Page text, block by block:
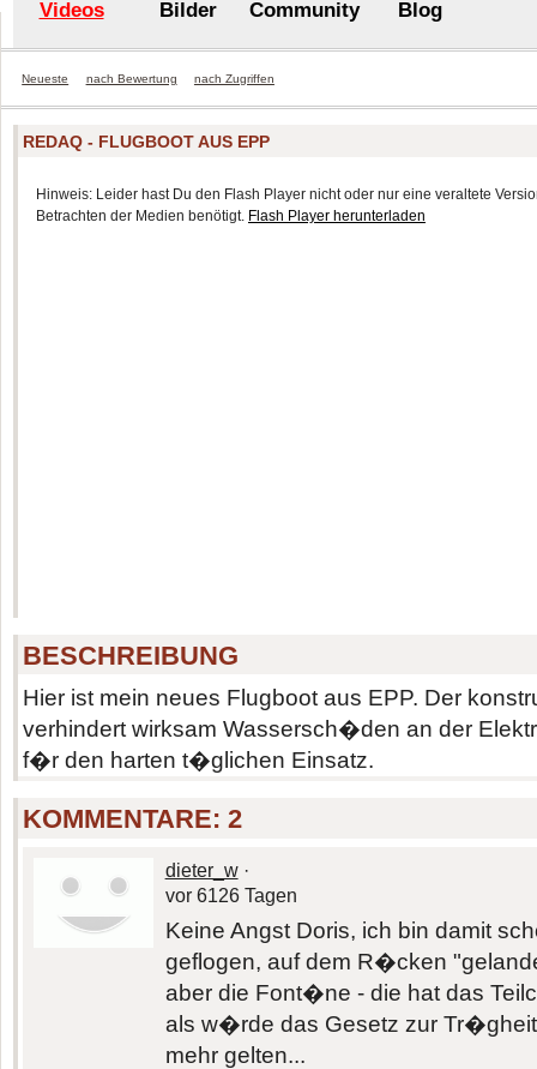
Videos Bilder Community Blog
Neueste nach Bewertung nach Zugriffen
REDAQ - FLUGBOOT AUS EPP
Hinweis: Leider hast Du den Flash Player nicht oder nur eine veraltete
Betrachten der Medien benötigt. Flash Player herunterladen
BESCHREIBUNG
Hier ist mein neues Flugboot aus EPP. Der
verhindert wirksam Wassersch�den an der
f�r den harten t�glichen Einsatz.
KOMMENTARE:2
dieter_w·
vor 6126 Tagen
Keine Angst Doris, ich bin damit
geflogen, auf dem R�cken
aber die Font�ne - die hat das
als w�rde das Gesetz zur
mehr gelten...